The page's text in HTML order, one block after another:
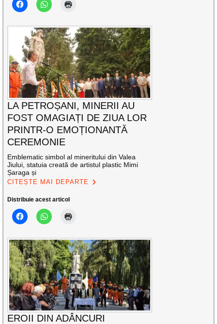
LA PETROȘANI, MINERII AU
FOST OMAGIAȚI DE ZIUA LOR
PRINTR-O EMOȚIONANTĂ
CEREMONIE
Emblematic simbol al mineritului din Valea
Jiului, statuia creată de artistul plastic Mimi
Șaraga și
CITEȘTE MAI DEPARTE
Distribuie acest articol
EROII DIN ADÂNCURI